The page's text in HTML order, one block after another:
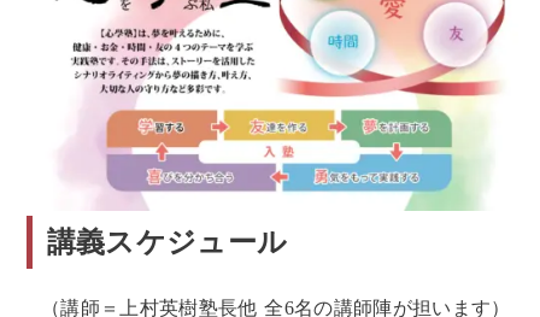
講義スケジュール
（講師＝上村英樹塾長他 全6名の講師陣が担います）